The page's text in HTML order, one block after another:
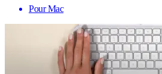
Pour Mac